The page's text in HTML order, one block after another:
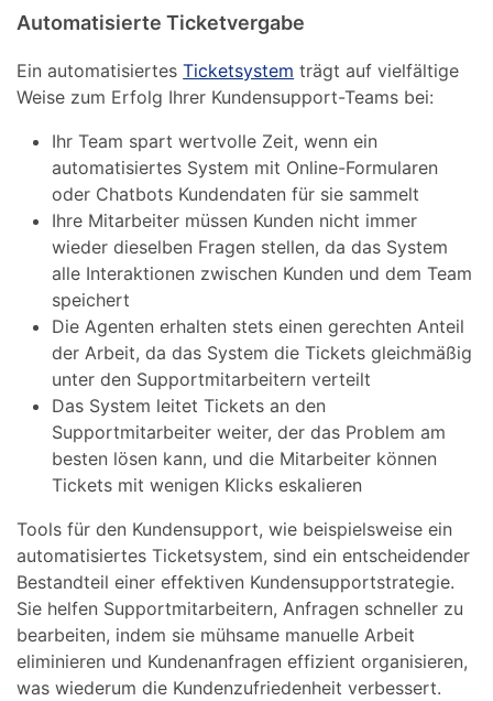
Automatisierte Ticketvergabe
Ein automatisiertesTicketsystem trägt auf vielfältige
Weise zum Erfolg Ihrer Kundensupport-Teams bei:
Ihr Team spart wertvolle Zeit, wenn ein
automatisiertes System mit Online-Formularen
oder Chatbots Kundendaten für sie sammelt
Ihre Mitarbeiter müssen Kunden nicht immer
wieder dieselben Fragen stellen, da das System
alle Interaktionen zwischen Kunden und dem Team
speichert
Die Agenten erhalten stets einen gerechten Anteil
der Arbeit, da das System die Tickets gleichmäßig
unter den Supportmitarbeitern verteilt
Das System leitet Tickets an den
Supportmitarbeiter weiter, der das Problem am
besten lösen kann, und die Mitarbeiter können
Tickets mit wenigen Klicks eskalieren
Tools für den Kundensupport, wie beispielsweise ein
automatisiertes Ticketsystem, sind ein entscheidender
Bestandteil einer effektiven Kundensupportstrategie.
Sie helfen Supportmitarbeitern, Anfragen schneller zu
bearbeiten, indem sie mühsame manuelle Arbeit
eliminieren und Kundenanfragen effizient organisieren,
was wiederum die Kundenzufriedenheit verbessert.